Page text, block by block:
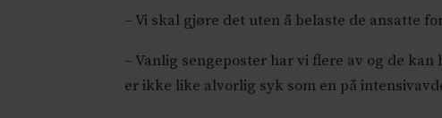
– Vi skal gjøre det uten å belaste de ansatte
– Vanlig sengeposter har vi flere av og de
er ikke like alvorlig syk som en på